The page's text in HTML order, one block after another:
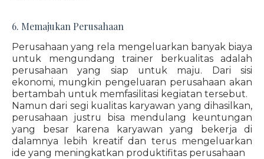
6. Memajukan Perusahaan
Perusahaan yang rela mengeluarkan banyak biaya
untuk mengundang trainer berkualitas adalah
perusahaan yang siap untuk maju. Dari sisi
ekonomi, mungkin pengeluaran perusahaan akan
bertambah untuk memfasilitasi kegiatan tersebut.
Namun dari segi kualitas karyawan yang dihasilkan,
perusahaan justru bisa mendulang keuntungan
yang besar karena karyawan yang bekerja di
dalamnya lebih kreatif dan terus mengeluarkan
ide yang meningkatkan produktifitas perusahaan